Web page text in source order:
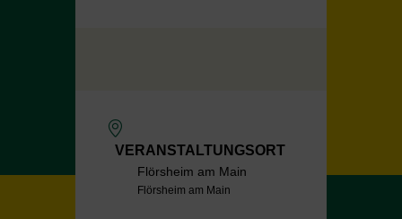
VERANSTALTUNGSORT
Flörsheim am Main
Flörsheim am Main